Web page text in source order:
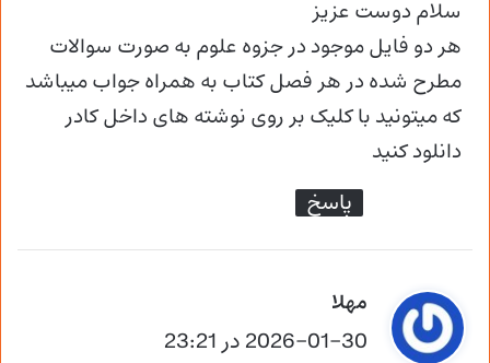
:
سلام دوست عزیز
هر دو فایل موجود در جزوه علوم به صورت سوالات
مطرح شده در هر فصل کتاب به همراه جواب میباشد
که میتونید با کلیک بر روی نوشته های داخل کادر
دانلود کنید
پاسخ
مهلا
ف
2026-01-30 در 23:21